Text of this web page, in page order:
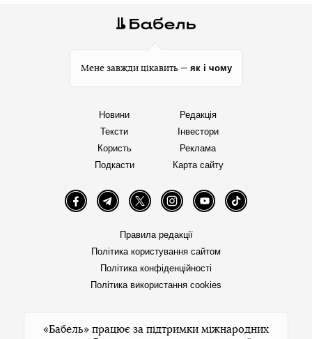
Мене завжди цікавить — як і чому
Новини
Тексти
Користь
Подкасти
Редакція
Інвестори
Реклама
Карта сайту
FacebookTelegramTwitter InstagramYouTube TikTok
Правила редакції
Політика користування сайтом
Політика конфіденційності
Політика використання cookies
«Бабель» працює за підтримки міжнародних